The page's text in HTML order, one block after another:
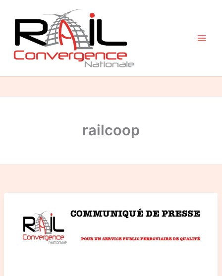
contenu
railcoop
À
l’opération
RAILCOOP